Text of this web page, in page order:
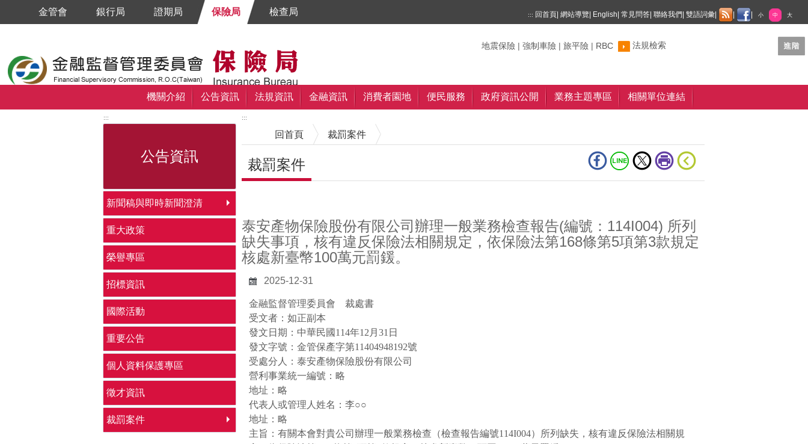
跳到主要內容區塊
金管會 銀行局 證期局 保險局 檢查局 ::: 回首頁 網站導覽 English 常見問答 聯絡我們 雙語詞彙 小 中 大
搜尋
搜尋
關鍵字
地震保險 強制車險 旅平險 RBC 法規檢索
機關介紹 公告資訊 法規資訊 金融資訊 消費者園地 便民服務 政府資訊公開 業務主題專區 相關單位連結
:::
公告資訊
新聞稿與即時新聞澄清
重大政策
榮譽專區
招標資訊
國際活動
重要公告
個人資料保護專區
徵才資訊
裁罰案件
:::
回首頁 裁罰案件
裁罰案件
泰安產物保險股份有限公司辦理一般業務檢查報告(編號：114I004) 所列
缺失事項，核有違反保險法相關規定，依保險法第168條第5項第3款規定
核處新臺幣100萬元罰鍰。
2025-12-31
金融監督管理委員會 裁處書
受文者：如正副本
發文日期：中華民國 114年12 月 31 日
發文字號：金管保產字第11404948192號
受處分人：泰安產物保險股份有限公司
營利事業統一編號：略
地址：略
代表人或管理人姓名：李○○
地址：略
主旨：有關本會對貴公司辦理一般業務檢查（檢查報告編號114I004）所列缺失，核有違反保險法相關規